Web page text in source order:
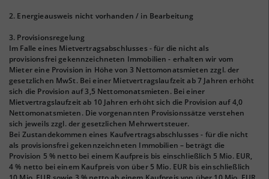
2. Energieausweis nicht vorhanden / in Bearbeitung
3. Provisionsregelung
Im Falle eines Mietvertragsabschlusses - für die nicht als
provisionsfrei gekennzeichneten Immobilien - erhalten wir vom
Mieter eine Provision in Höhe von 3 Nettomonatsmieten zzgl. der
gesetzlichen MwSt. Bei einer Mietvertragslaufzeit ab 7 Jahren erhöht
sich die Provision auf 3,5 Nettomonatsmieten. Bei einer
Mietvertragslaufzeit ab 10 Jahren erhöht sich die Provision auf 4,0
Nettomonatsmieten. Die vorgenannten Provisionssätze verstehen
sich jeweils zzgl. der gesetzlichen Mehrwertsteuer.
Bei Zustandekommen eines Kaufvertragsabschlusses - für die nicht
als provisionsfrei gekennzeichneten Immobilien – beträgt die
Provision 5 % netto bei einem Kaufpreis bis einschließlich 5 Mio. EUR,
4 % netto bei einem Kaufpreis von über 5 Mio. EUR bis einschließlich